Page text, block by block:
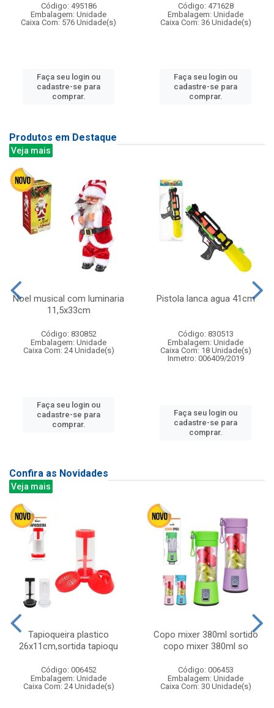
Código: 495186
Embalagem: Unidade
Caixa Com: 576 Unidade(s)
Faça seu login ou
cadastre-se para
comprar.
Código: 471628
Embalagem: Unidade
Caixa Com: 36 Unidade(s)
Faça seu login ou
cadastre-se para
comprar.
Produtos em Destaque
Veja mais
Noel musical com luminaria
11,5x33cm
Código: 830852
Embalagem: Unidade
Caixa Com: 24 Unidade(s)
Faça seu login ou
cadastre-se para
comprar.
Pistola lanca agua 41cm
Código: 830513
Embalagem: Unidade
Caixa Com: 18 Unidade(s)
Inmetro: 006409/2019
Faça seu login ou
cadastre-se para
comprar.
Confira as Novidades
Veja mais
Tapioqueira plastico
26x11cm,sortida tapioqu
Código: 006452
Embalagem: Unidade
Caixa Com: 24 Unidade(s)
Copo mixer 380ml sortido
copo mixer 380ml so
Código: 006453
Embalagem: Unidade
Caixa Com: 30 Unidade(s)